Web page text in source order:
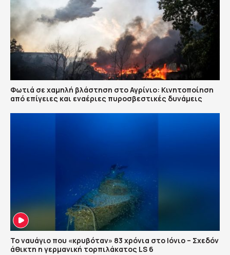
Φωτιά σε χαμηλή βλάστηση στο Αγρίνιο: Κινητοποίηση
από επίγειες και εναέριες πυροσβεστικές δυνάμεις
Το ναυάγιο που «κρυβόταν» 83 χρόνια στο Ιόνιο – Σχεδόν
άθικτη η γερμανική τορπιλάκατος LS 6